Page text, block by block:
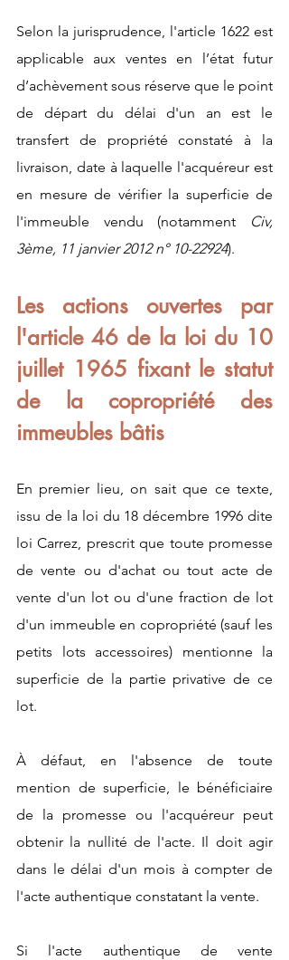
Selon la jurisprudence, l'article 1622 est
applicable aux ventes en l’état futur
d’achèvement sous réserve que le point
de départ du délai d'un an est le
transfert de propriété constaté à la
livraison, date à laquelle l'acquéreur est
en mesure de vérifier la superficie de
l'immeuble vendu (notamment
Civ,
3ème, 11 janvier 2012 n° 10-22924).
Les actions ouvertes par
l'article 46 de la loi du 10
juillet 1965 fixant le statut
de la copropriété des
immeubles bâtis
En premier lieu, on sait que ce texte,
issu de la loi du 18 décembre 1996 dite
loi Carrez, prescrit que toute promesse
de vente ou d'achat ou tout acte de
vente d'un lot ou d'une fraction de lot
d'un immeuble en copropriété (sauf les
petits lots accessoires) mentionne la
superficie de la partie privative de ce
lot.
À défaut, en l'absence de toute
mention de superficie, le bénéficiaire
de la promesse ou l'acquéreur peut
obtenir la nullité de l'acte. Il doit agir
dans le délai d'un mois à compter de
l'acte authentique constatant la vente.
Si l'acte authentique de vente